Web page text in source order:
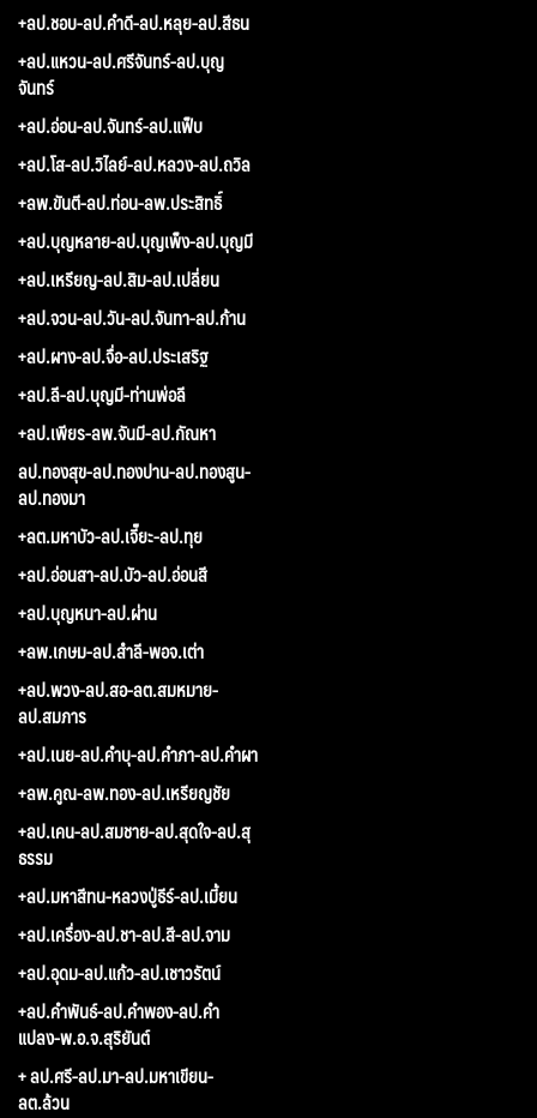
+ลป.ชอบ-ลป.คำดี-ลป.หลุย-ลป.สีธน
+ลป.แหวน-ลป.ศรีจันทร์-ลป.บุญ
จันทร์
+ลป.อ่อน-ลป.จันทร์-ลป.แฟ็บ
+ลป.โส-ลป.วิไลย์-ลป.หลวง-ลป.ถวิล
+ลพ.ขันตี-ลป.ท่อน-ลพ.ประสิทธิ์
+ลป.บุญหลาย-ลป.บุญเพ็ง-ลป.บุญมี
+ลป.เหรียญ-ลป.สิม-ลป.เปลี่ยน
+ลป.จวน-ลป.วัน-ลป.จันทา-ลป.ก้าน
+ลป.ผาง-ลป.จื่อ-ลป.ประเสริฐ
+ลป.ลี-ลป.บุญมี-ท่านพ่อลี
+ลป.เพียร-ลพ.จันมี-ลป.กัณหา
ลป.ทองสุข-ลป.ทองปาน-ลป.ทองสูน-
ลป.ทองมา
+ลต.มหาบัว-ลป.เจี๊ยะ-ลป.ทุย
+ลป.อ่อนสา-ลป.บัว-ลป.อ่อนสี
+ลป.บุญหนา-ลป.ผ่าน
+ลพ.เกษม-ลป.สำลี-พอจ.เต่า
+ลป.พวง-ลป.สอ-ลต.สมหมาย-
ลป.สมภาร
+ลป.เนย-ลป.คำบุ-ลป.คำภา-ลป.คำผา
+ลพ.คูณ-ลพ.ทอง-ลป.เหรียญชัย
+ลป.เคน-ลป.สมชาย-ลป.สุดใจ-ลป.สุ
ธรรม
+ลป.มหาสีทน-หลวงปู่ธีร์-ลป.เมี้ยน
+ลป.เครื่อง-ลป.ชา-ลป.สี-ลป.จาม
+ลป.อุดม-ลป.แก้ว-ลป.เชาวรัตน์
+ลป.คำพันธ์-ลป.คำพอง-ลป.คำ
แปลง-พ.อ.จ.สุริยันต์
+ ลป.ศรี-ลป.มา-ลป.มหาเขียน-
ลต.ล้วน